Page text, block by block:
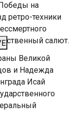
на
ретро-техники
салют.
Великой
и Надежда
Исай